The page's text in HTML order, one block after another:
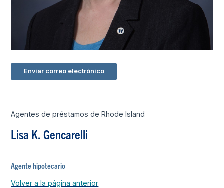
Enviar correo electrónico
Agentes de préstamos de Rhode Island
Lisa K. Gencarelli
Agente hipotecario
Volver a la página anterior